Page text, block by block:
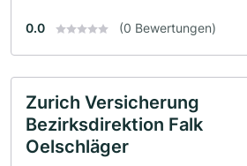
0.0 (0 Bewertungen)
Zurich Versicherung
Bezirksdirektion Falk
Oelschläger